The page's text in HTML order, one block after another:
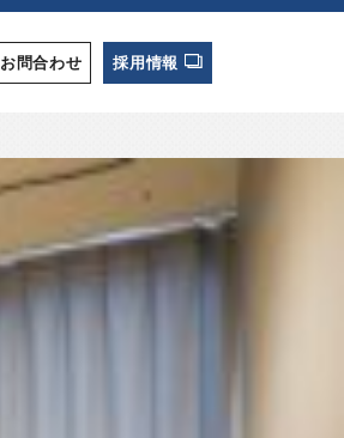
お問合わせ 採用情報